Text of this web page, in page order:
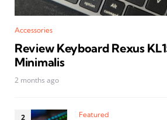
Accessories
Review Keyboard Rexus
Minimalis
2 months ago
Featured